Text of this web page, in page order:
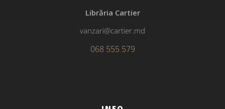
Librăria Cartier
vanzari@cartier.md
068 555 579